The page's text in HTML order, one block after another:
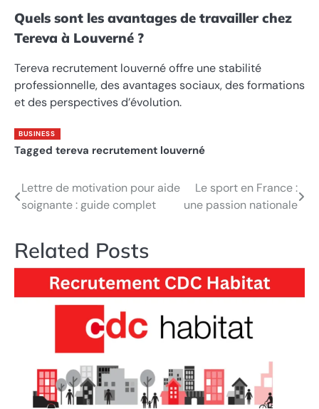
Quels sont les avantages de travailler chez
Tereva à Louverné ?
Tereva recrutement louverné offre une stabilité
professionnelle, des avantages sociaux, des formations
et des perspectives d’évolution.
BUSINESS
Tagged tereva recrutement louverné
Post
navigation
Lettre de motivation pour aide
soignante : guide complet
Le sport en France :
une passion nationale
Related Posts